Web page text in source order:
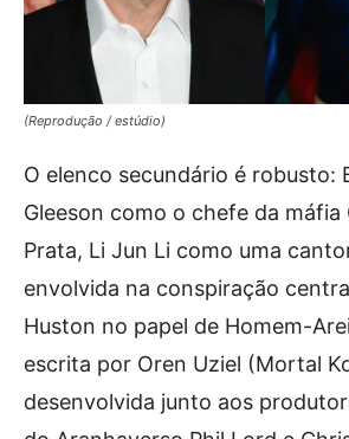
(Reprodução / estúdio)
O elenco secundário é robusto:
Gleeson como o chefe da máfia
Prata, Li Jun Li como uma
envolvida na conspiração
Huston no papel de Homem-
escrita por Oren Uziel (Mortal
desenvolvida junto aos